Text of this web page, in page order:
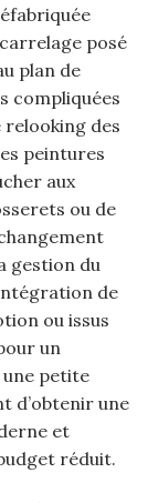
posé
plan de
compliquées
relooking des
peintures
aux
ou de
gestion du
de
ou issus
un
petite
d’obtenir une
et
réduit.